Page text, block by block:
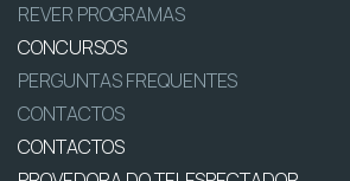
REVER PROGRAMAS
CONCURSOS
PERGUNTAS FREQUENTES
CONTACTOS
CONTACTOS